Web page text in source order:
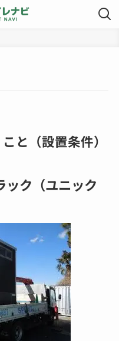
と（設置条件）
ック（ユニック